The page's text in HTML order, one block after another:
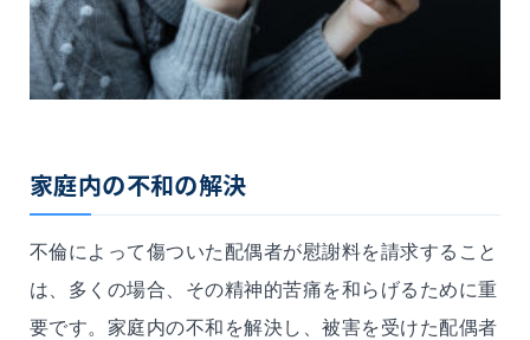
家庭内の不和の解決
不倫によって傷ついた配偶者が慰謝料を請求すること
は、多くの場合、その精神的苦痛を和らげるために重
要です。家庭内の不和を解決し、被害を受けた配偶者